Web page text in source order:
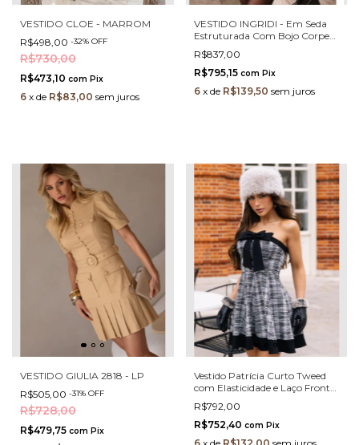
VESTIDO CLOE - MARROM
R$498,00 -32% OFF
R$730,00
R$473,10 com Pix
6 x de R$83,00 sem juros
VESTIDO INGRIDI - Em Seda
Estruturada Com Bojo Corpete
Modelador Shorts Interno E
Bolsos
R$837,00
R$795,15 com Pix
6 x de R$139,50 sem juros
VESTIDO GIULIA 2818 - LP
R$505,00 -31% OFF
R$728,00
R$479,75 com Pix
Vestido Patrícia Curto Tweed
com Elasticidade e Laço Frontal
Elegante e Estruturado
R$792,00
R$752,40 com Pix